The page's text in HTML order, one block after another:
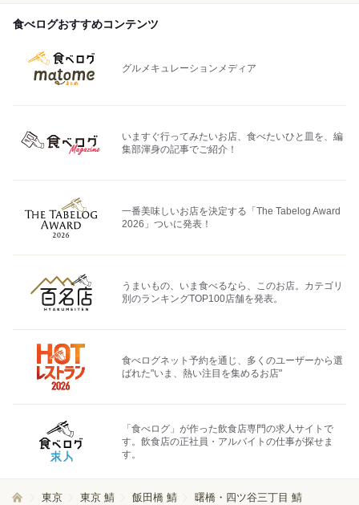
食べログおすすめコンテンツ
グルメキュレーションメディア
いますぐ行ってみたいお店、食べたいひと皿を、編
集部渾身の記事でご紹介！
一番美味しいお店を決定する「The Tabelog Award
2026」ついに発表！
うまいもの、いま食べるなら、このお店。カテゴリ
別のランキングTOP100店舗を発表。
食べログネット予約を通じ、多くのユーザーから選
ばれた"いま、熱い注目を集めるお店"
「食べログ」が作った飲食店専門の求人サイトで
す。飲食店の正社員・アルバイトの仕事が探せま
す。
東京 東京 鯖 飯田橋 鯖 曙橋・四ツ谷三丁目 鯖